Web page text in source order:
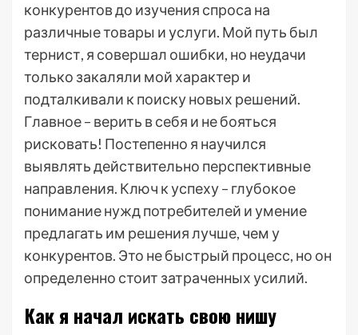
конкурентов до изучения спроса на
различные товары и услуги. Мой путь был
тернист, я совершал ошибки, но неудачи
только закаляли мой характер и
подталкивали к поиску новых решений.
Главное – верить в себя и не бояться
рисковать! Постепенно я научился
выявлять действительно перспективные
направления. Ключ к успеху – глубокое
понимание нужд потребителей и умение
предлагать им решения лучше, чем у
конкурентов. Это не быстрый процесс, но он
определенно стоит затраченных усилий.
Как я начал искать свою нишу